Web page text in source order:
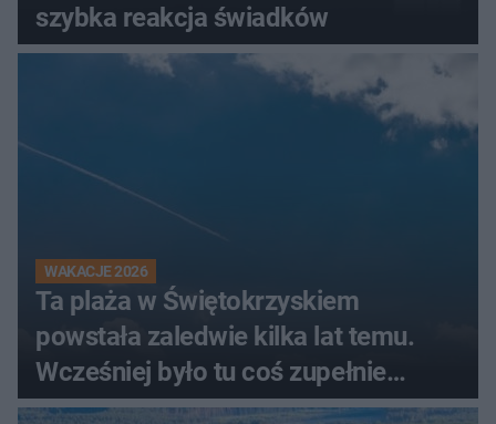
szybka reakcja świadków
WAKACJE 2026
Ta plaża w Świętokrzyskiem
powstała zaledwie kilka lat temu.
Wcześniej było tu coś zupełnie
innego